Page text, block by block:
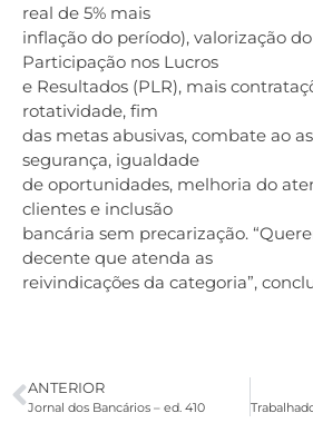
real de 5% mais
inflação do período), valorização
Participação nos Lucros
e Resultados (PLR), mais
rotatividade, fim
das metas abusivas, combate ao
segurança, igualdade
de oportunidades, melhoria do
clientes e inclusão
bancária sem precarização.
decente que atenda as
reivindicações da categoria”,
ANTERIOR
Jornal dos Bancários – ed. 410